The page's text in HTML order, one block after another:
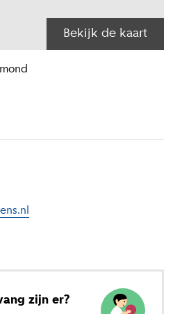
Bekijk de kaart
zijn er?